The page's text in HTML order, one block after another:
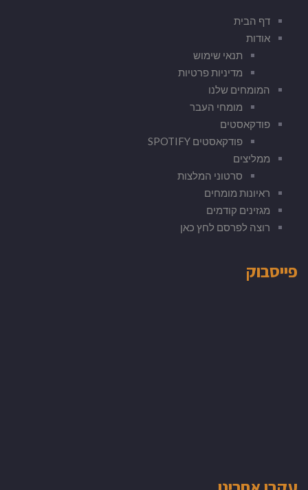
דף הבית
אודות
תנאי שימוש
מדיניות פרטיות
המומחים שלנו
מומחי העבר
פודקאסטים
פודקאסטים SPOTIFY
ממליצים
סרטוני המלצות
ראיונות מומחים
מגזינים קודמים
רוצה לפרסם לחץ כאן
פייסבוק